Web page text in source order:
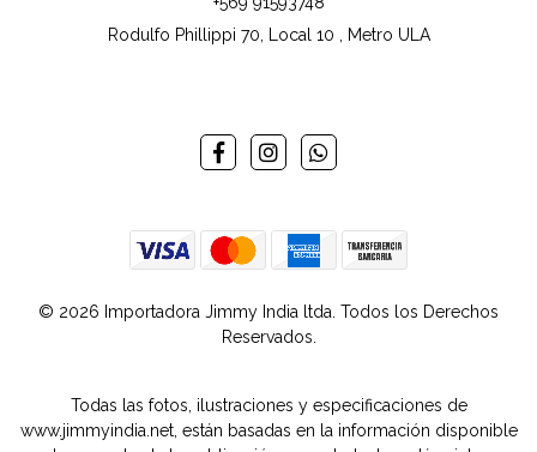
Rodulfo Phillippi 70, Local 10 , Metro ULA
© 2026 Importadora Jimmy India ltda. Todos los Derechos
Reservados.
Todas las fotos, ilustraciones y especificaciones de
www.jimmyindia.net, están basadas en la información disponible